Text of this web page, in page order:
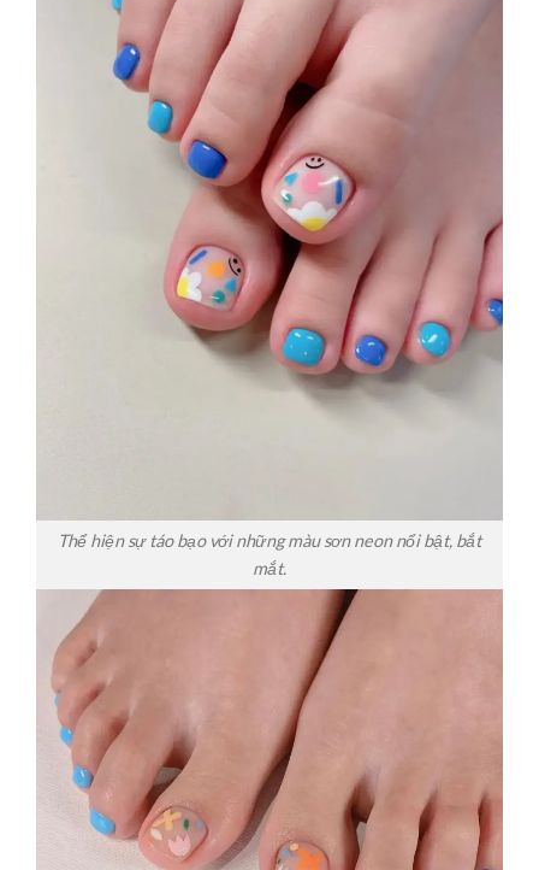
Thể hiện sự táo bạo với những màu sơn neon nổi bật, bắt
mắt.